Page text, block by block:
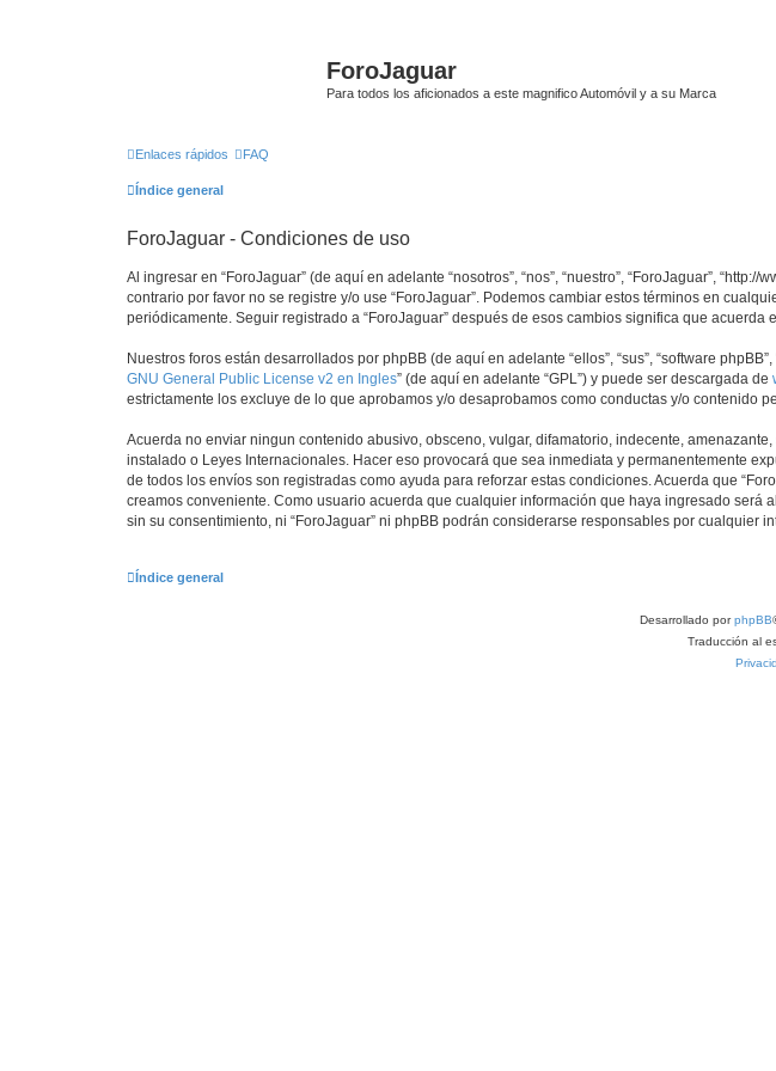
ForoJaguar
Para todos los aficionados a este magnifico Automóvil y a su Marca
Enlaces rápidos FAQ
Índice general
ForoJaguar - Condiciones de uso
Al ingresar en “ForoJaguar” (de aquí en adelante “nosotros”, “nos”, “nuestro”, “ForoJaguar”,
contrario por favor no se registre y/o use “ForoJaguar”. Podemos cambiar estos términos en
periódicamente. Seguir registrado a “ForoJaguar” después de esos cambios significa que
Nuestros foros están desarrollados por phpBB (de aquí en adelante “ellos”, “sus”, “software
GNU General Public License v2 en Ingles” (de aquí en adelante “GPL”) y puede ser descargada de
estrictamente los excluye de lo que aprobamos y/o desaprobamos como conductas y/o contenido
Acuerda no enviar ningun contenido abusivo, obsceno, vulgar, difamatorio, indecente,
instalado o Leyes Internacionales. Hacer eso provocará que sea inmediata y permanentemente
de todos los envíos son registradas como ayuda para reforzar estas condiciones. Acuerda que
creamos conveniente. Como usuario acuerda que cualquier información que haya ingresado
sin su consentimiento, ni “ForoJaguar” ni phpBB podrán considerarse responsables por cualquier
Índice general
Desarrollado porphpBB
Traducción al